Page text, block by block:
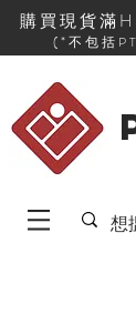
購買現貨滿
(*不包括